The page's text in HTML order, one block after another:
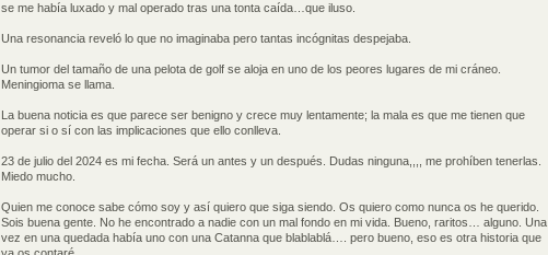
se me había luxado y mal operado tras una tonta caída…que iluso.
Una resonancia reveló lo que no imaginaba pero tantas incógnitas despejaba.
Un tumor del tamaño de una pelota de golf se aloja en uno de los peores lugares de mi cráneo.
Meningioma se llama.
La buena noticia es que parece ser benigno y crece muy lentamente; la mala es que me tienen que
operar si o sí con las implicaciones que ello conlleva.
23 de julio del 2024 es mi fecha. Será un antes y un después. Dudas ninguna,,,, me prohíben tenerlas.
Miedo mucho.
Quien me conoce sabe cómo soy y así quiero que siga siendo. Os quiero como nunca os he querido.
Sois buena gente. No he encontrado a nadie con un mal fondo en mi vida. Bueno, raritos… alguno. Una
vez en una quedada había uno con una Catanna que blablablá…. pero bueno, eso es otra historia que